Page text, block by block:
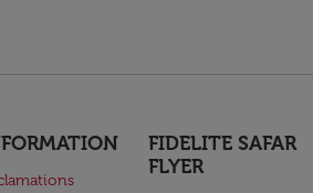
FIDELITE SAFAR
FLYER